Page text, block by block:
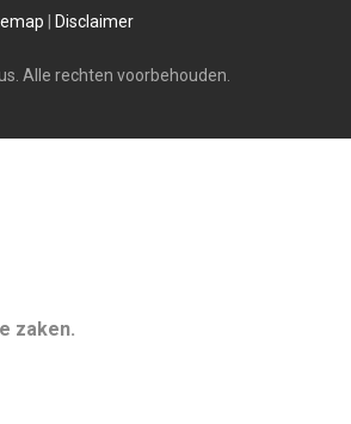
Disclaimer
Alle rechten voorbehouden.
zaken.